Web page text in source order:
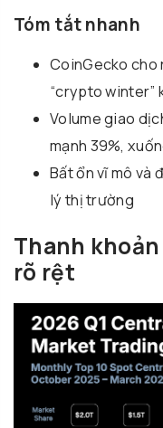
Tóm tắt nhanh
CoinGecko cho
“crypto winter”
Volume giao
mạnh 39%,
Bất ổn vĩ mô và
lý thị trường
Thanh
rõ rệt